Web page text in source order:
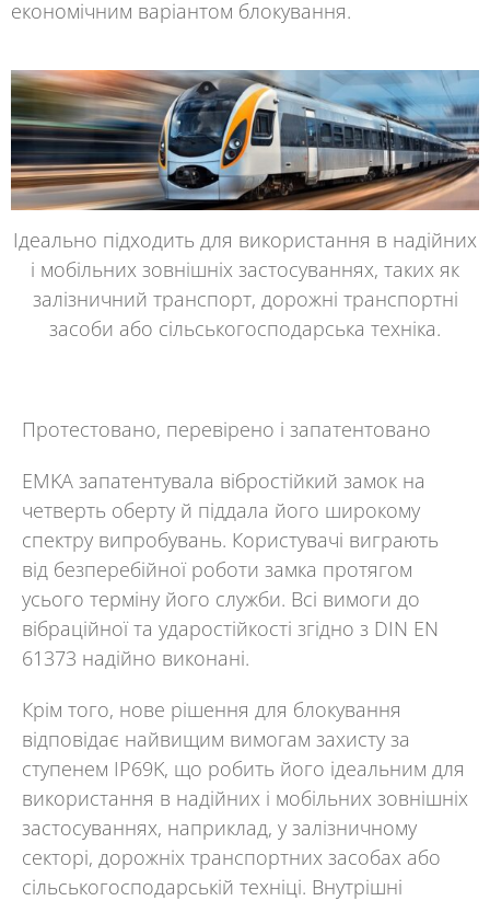
економічним варіантом блокування.
Ідеально підходить для використання в надійних
і мобільних зовнішніх застосуваннях, таких як
залізничний транспорт, дорожні транспортні
засоби або сільськогосподарська техніка.
Протестовано, перевірено і запатентовано
EMKA запатентувала вібростійкий замок на
четверть оберту й піддала його широкому
спектру випробувань. Користувачі виграють
від безперебійної роботи замка протягом
усього терміну його служби. Всі вимоги до
вібраційної та ударостійкості згідно з DIN EN
61373 надійно виконані.
Крім того, нове рішення для блокування
відповідає найвищим вимогам захисту за
ступенем IP69K, що робить його ідеальним для
використання в надійних і мобільних зовнішніх
застосуваннях, наприклад, у залізничному
секторі, дорожніх транспортних засобах або
сільськогосподарській техніці. Внутрішні